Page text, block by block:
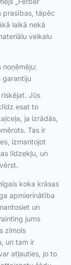
prasības, tāpēc
laikā nekā
veikalu
noņēmēju:
garantiju
Jūs
esat to
ja izrādās,
Tas ir
izmantojot
līdzekļu, un
koka krāsas
apmierinātība
un
jums
zīmols
un tam ir
atļauties, jo to